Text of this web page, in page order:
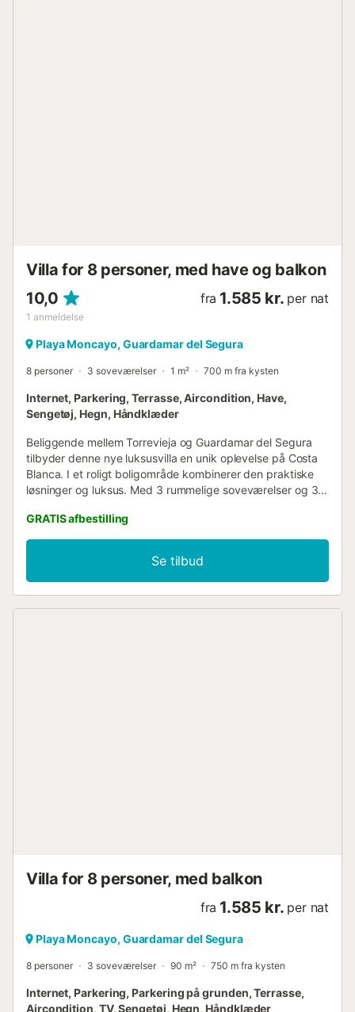
Villa for 8 personer, med have og balkon
10,0
1 anmeldelse
fra 1.585 kr. per nat
Playa Moncayo, Guardamar del Segura
8 personer 3 soveværelser 1 m² 700 m fra kysten
Internet, Parkering, Terrasse, Aircondition, Have,
Sengetøj, Hegn, Håndklæder
Beliggende mellem Torrevieja og Guardamar del Segura
tilbyder denne nye luksusvilla en unik oplevelse på Costa
Blanca. I et roligt boligområde kombinerer den praktiske
løsninger og luksus. Med 3 rummelige soveværelser og 3
familier og venner med al komfort. Nyd den private,
opvarmede swimmingpool til afslapning året rundt, eller
adgang til solariet udstyret med et køkken, perfekt til
hyggelige aftener med imponerende udsigt. Kun 5
minutters gang fra sandstranden "Playa del Campo" og
GRATIS afbestilling
Se tilbud
Villa for 8 personer, med balkon
fra 1.585 kr. per nat
Playa Moncayo, Guardamar del Segura
8 personer 3 soveværelser 90 m² 750 m fra kysten
Internet, Parkering, Parkering på grunden, Terrasse,
Aircondition, TV, Sengetøj, Hegn, Håndklæder